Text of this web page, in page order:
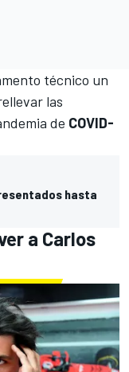
técnico un
las
de COVID-
hasta
a Carlos